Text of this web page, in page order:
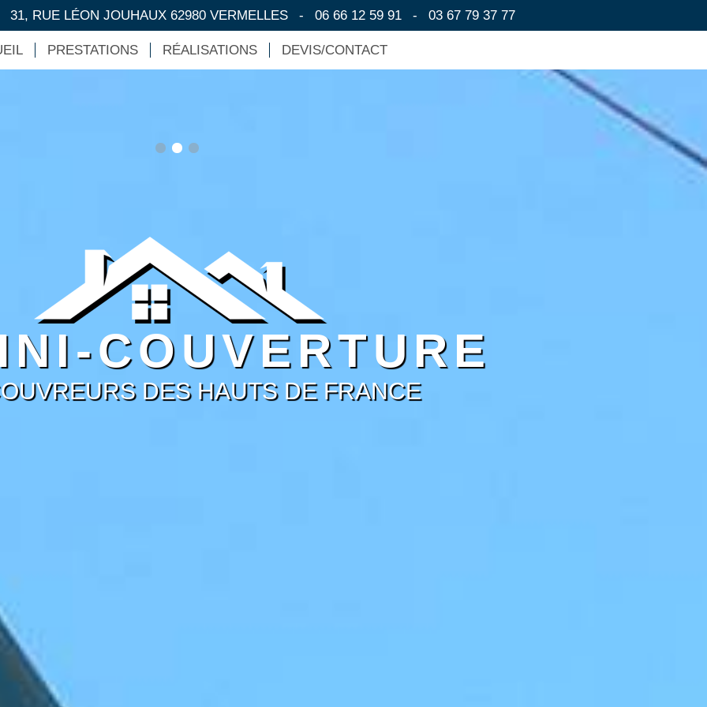
31, RUE LÉON JOUHAUX 62980 VERMELLES - 06 66 12 59 91 - 03 67 79 37 77
COUVERTURE
DES HAUTS DE FRANCE
PRESTATIONS RÉALISATIONS DEVIS/CONTACT